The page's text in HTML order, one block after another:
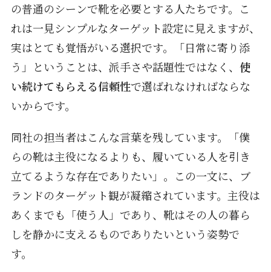
の普通のシーンで靴を必要とする人たちです。こ
れは一見シンプルなターゲット設定に見えますが、
実はとても覚悟がいる選択です。「日常に寄り添
う」ということは、派手さや話題性ではなく、 使
い続けてもらえる信頼性で選ばれなければならな
いからです。
同社の担当者はこんな言葉を残しています。「僕
らの靴は主役になるよりも、履いている人を引き
立てるような存在でありたい」。この一文に、ブ
ランドのターゲット観が凝縮されています。主役は
あくまでも「使う人」であり、靴はその人の暮ら
しを静かに支えるものでありたいという姿勢で
す。